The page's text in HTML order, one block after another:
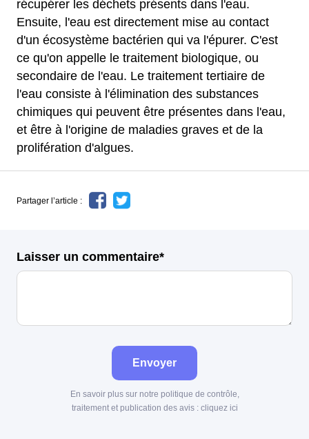
récupérer les déchets présents dans l'eau.
Ensuite, l'eau est directement mise au contact
d'un écosystème bactérien qui va l'épurer. C'est
ce qu'on appelle le traitement biologique, ou
secondaire de l'eau. Le traitement tertiaire de
l'eau consiste à l'élimination des substances
chimiques qui peuvent être présentes dans l'eau,
et être à l'origine de maladies graves et de la
prolifération d'algues.
Partager l’article :
Laisser un commentaire*
Envoyer
En savoir plus sur notre politique de contrôle,
traitement et publication des avis : cliquez ici